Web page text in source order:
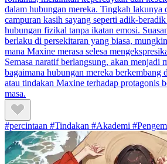
dalam hubungan mereka. Tingkah lakunya
campuran kasih sayang seperti adik-
hubungan fizikal tanpa ikatan emosi.
berlaku di persekitaran yang biasa,
mana Maxine merasa selesa
Semasa naratif berlangsung, akan menjadi
bagaimana hubungan mereka berkembang
atau tindakan Maxine terhadap protagonis
masa.
#percintaan #Tindakan #Akademi